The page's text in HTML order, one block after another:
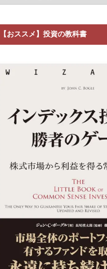
【おススメ】投資の教科書